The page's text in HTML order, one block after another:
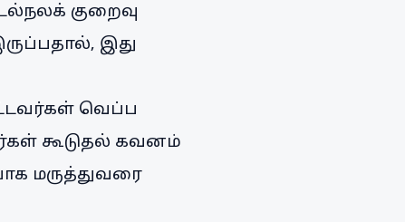
குறைவு
இது
வெப்ப
கூடுதல் கவனம்
மருத்துவரை